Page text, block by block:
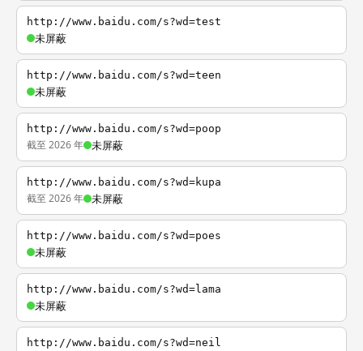
http://www.baidu.com/s?wd=test
未屏蔽
http://www.baidu.com/s?wd=teen
未屏蔽
http://www.baidu.com/s?wd=poop
截至 2026 年 未屏蔽
http://www.baidu.com/s?wd=kupa
截至 2026 年 未屏蔽
http://www.baidu.com/s?wd=poes
未屏蔽
http://www.baidu.com/s?wd=lama
未屏蔽
http://www.baidu.com/s?wd=neil